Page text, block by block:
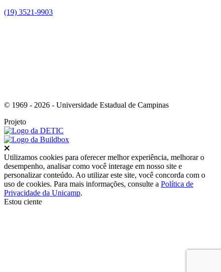
(19) 3521-9903
© 1969 - 2026 - Universidade Estadual de Campinas
Projeto
Utilizamos cookies para oferecer melhor experiência, melhorar o
desempenho, analisar como você interage em nosso site e
personalizar conteúdo. Ao utilizar este site, você concorda com o
uso de cookies. Para mais informações, consulte a Política de
Privacidade da Unicamp.
Estou ciente